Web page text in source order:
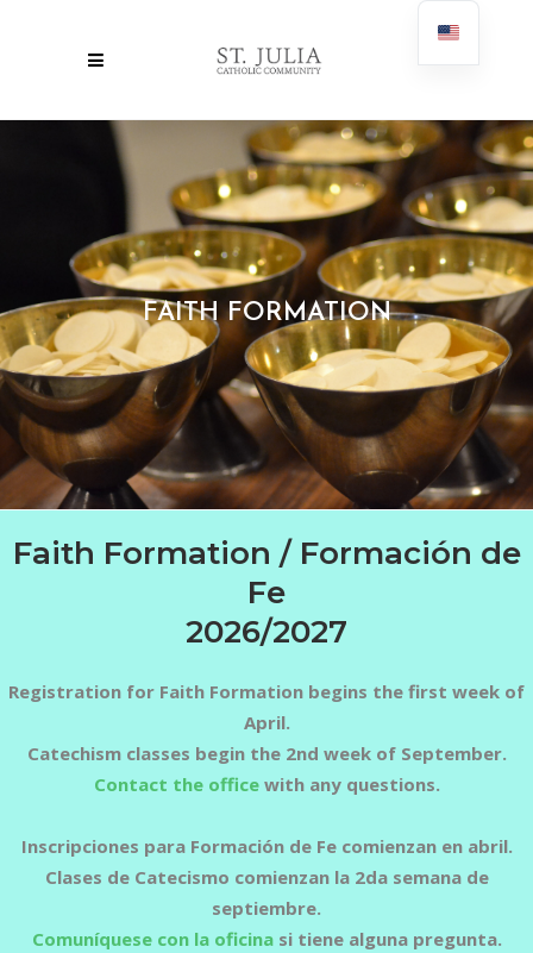
FAITH FORMATION
Faith Formation / Formación de
Fe
2026/2027
Registration for Faith Formation begins the first week of
April.
Catechism classes begin the 2nd week of September.
Contact the officewith any questions.
Inscripciones para Formación de Fe comienzan en abril.
Clases de Catecismo comienzan la 2da semana de
septiembre.
Comuníquese con la oficinasi tiene alguna pregunta.